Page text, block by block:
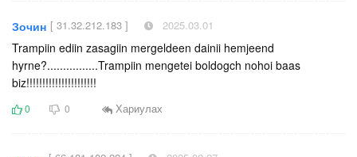
Зочин [ 31.32.212.183 ] 2025.03.01
Trampiin ediin zasagiin mergeldeen dainii hemjeend
hyrne?................Trampiin mengetei boldogch nohoi baas
biz!!!!!!!!!!!!!!!!!!!!!!
0 0 Хариулах